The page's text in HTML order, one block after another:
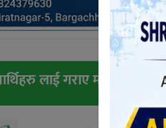
लाई गराए मनमोहन भ्रमण